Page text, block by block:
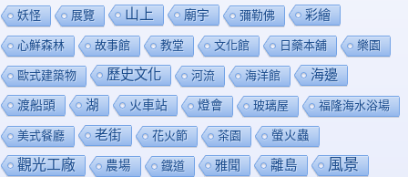
妖怪 展覽 山上 廟宇 彌勒佛 彩繪
心鮮森林 故事館 教堂 文化館 日藥本舖 樂園
歐式建築物 歷史文化 河流 海洋館 海邊
渡船頭 湖 火車站 燈會 玻璃屋 福隆海水浴場
美式餐廳 老街 花火節 茶園 螢火蟲
觀光工廠 農場 鐡道 雅聞 離島 風景